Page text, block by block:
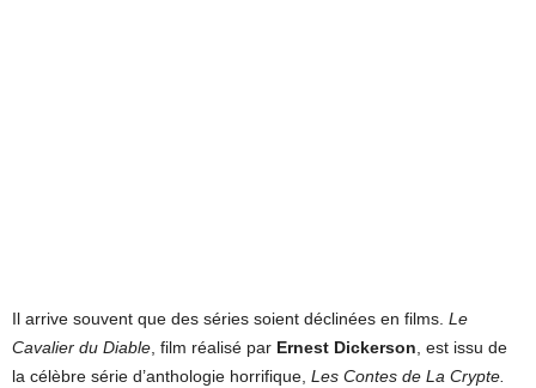
Il arrive souvent que des séries soient déclinées en films. Le
Cavalier du Diable, film réalisé par Ernest Dickerson, est issu de
la célèbre série d’anthologie horrifique, Les Contes de La Crypte.